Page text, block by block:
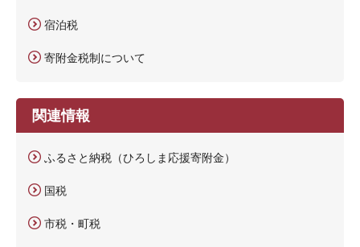
宿泊税
寄附金税制について
関連情報
ふるさと納税（ひろしま応援寄附金）
国税
市税・町税